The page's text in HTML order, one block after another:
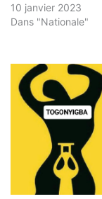
10 janvier 2023
Dans "Nationale"